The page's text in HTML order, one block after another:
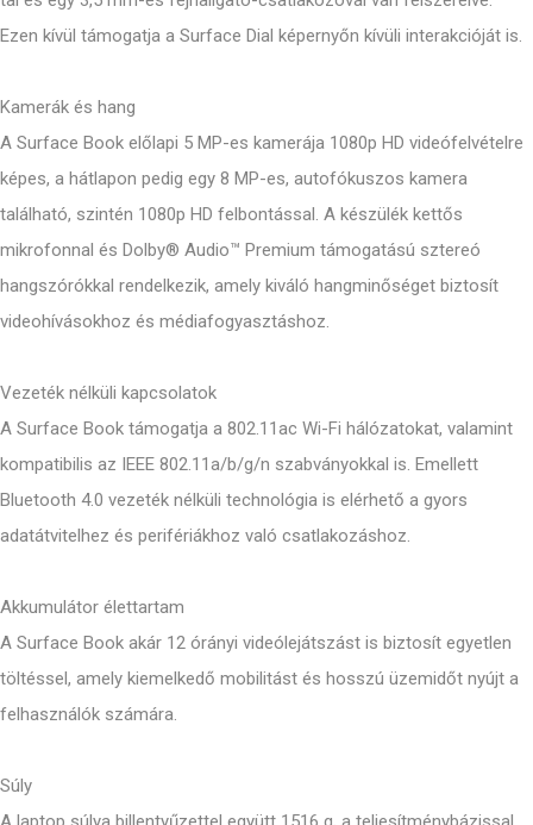
Ezen kívül támogatja a Surface Dial képernyőn kívüli interakcióját is.
Kamerák és hang
A Surface Book előlapi 5 MP-es kamerája 1080p HD videófelvételre
képes, a hátlapon pedig egy 8 MP-es, autofókuszos kamera
található, szintén 1080p HD felbontással. A készülék kettős
mikrofonnal és Dolby® Audio™ Premium támogatású sztereó
hangszórókkal rendelkezik, amely kiváló hangminőséget biztosít
videohívásokhoz és médiafogyasztáshoz.
Vezeték nélküli kapcsolatok
A Surface Book támogatja a 802.11ac Wi-Fi hálózatokat, valamint
kompatibilis az IEEE 802.11a/b/g/n szabványokkal is. Emellett
Bluetooth 4.0 vezeték nélküli technológia is elérhető a gyors
adatátvitelhez és perifériákhoz való csatlakozáshoz.
Akkumulátor élettartam
A Surface Book akár 12 órányi videólejátszást is biztosít egyetlen
töltéssel, amely kiemelkedő mobilitást és hosszú üzemidőt nyújt a
felhasználók számára.
Súly